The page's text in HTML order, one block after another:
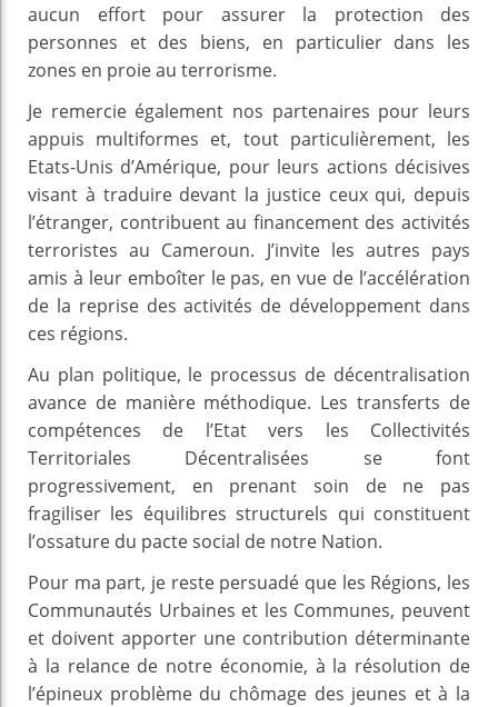
aucun effort pour assurer la protection des
personnes et des biens, en particulier dans les
zones en proie au terrorisme.
Je remercie également nos partenaires pour leurs
appuis multiformes et, tout particulièrement, les
Etats-Unis d’Amérique, pour leurs actions décisives
visant à traduire devant la justice ceux qui, depuis
l’étranger, contribuent au financement des activités
terroristes au Cameroun. J’invite les autres pays
amis à leur emboîter le pas, en vue de l’accélération
de la reprise des activités de développement dans
ces régions.
Au plan politique, le processus de décentralisation
avance de manière méthodique. Les transferts de
compétences de l’Etat vers les Collectivités
Territoriales Décentralisées se font
progressivement, en prenant soin de ne pas
fragiliser les équilibres structurels qui constituent
l’ossature du pacte social de notre Nation.
Pour ma part, je reste persuadé que les Régions, les
Communautés Urbaines et les Communes, peuvent
et doivent apporter une contribution déterminante
à la relance de notre économie, à la résolution de
l’épineux problème du chômage des jeunes et à la